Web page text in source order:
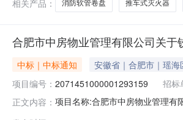
相关产品：
消防软管卷盘 推车式灭火器
合肥市中房物业管理有限公司关
中标｜中标通知 安徽省｜合肥市｜瑶海
项目编号： 2071451000001293159 招标
正文内容： 项目名称:合肥市中房物业管理有